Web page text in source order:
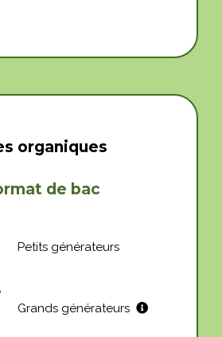
organiques
de bac
Petits générateurs
Grands générateurs